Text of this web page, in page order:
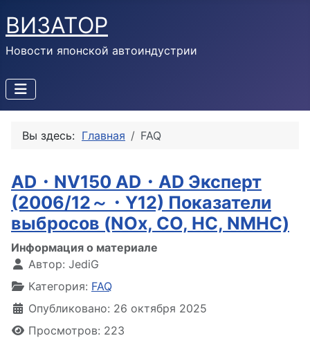
ВИЗАТОР
Новости японской автоиндустрии
Вы здесь: Главная FAQ
AD・NV150 AD・AD Эксперт
(2006/12～・Y12) Показатели
выбросов (NOx, CO, HC, NMHC)
Информация о материале
Автор: JediG
Категория: FAQ
Опубликовано: 26 октября 2025
Просмотров: 223